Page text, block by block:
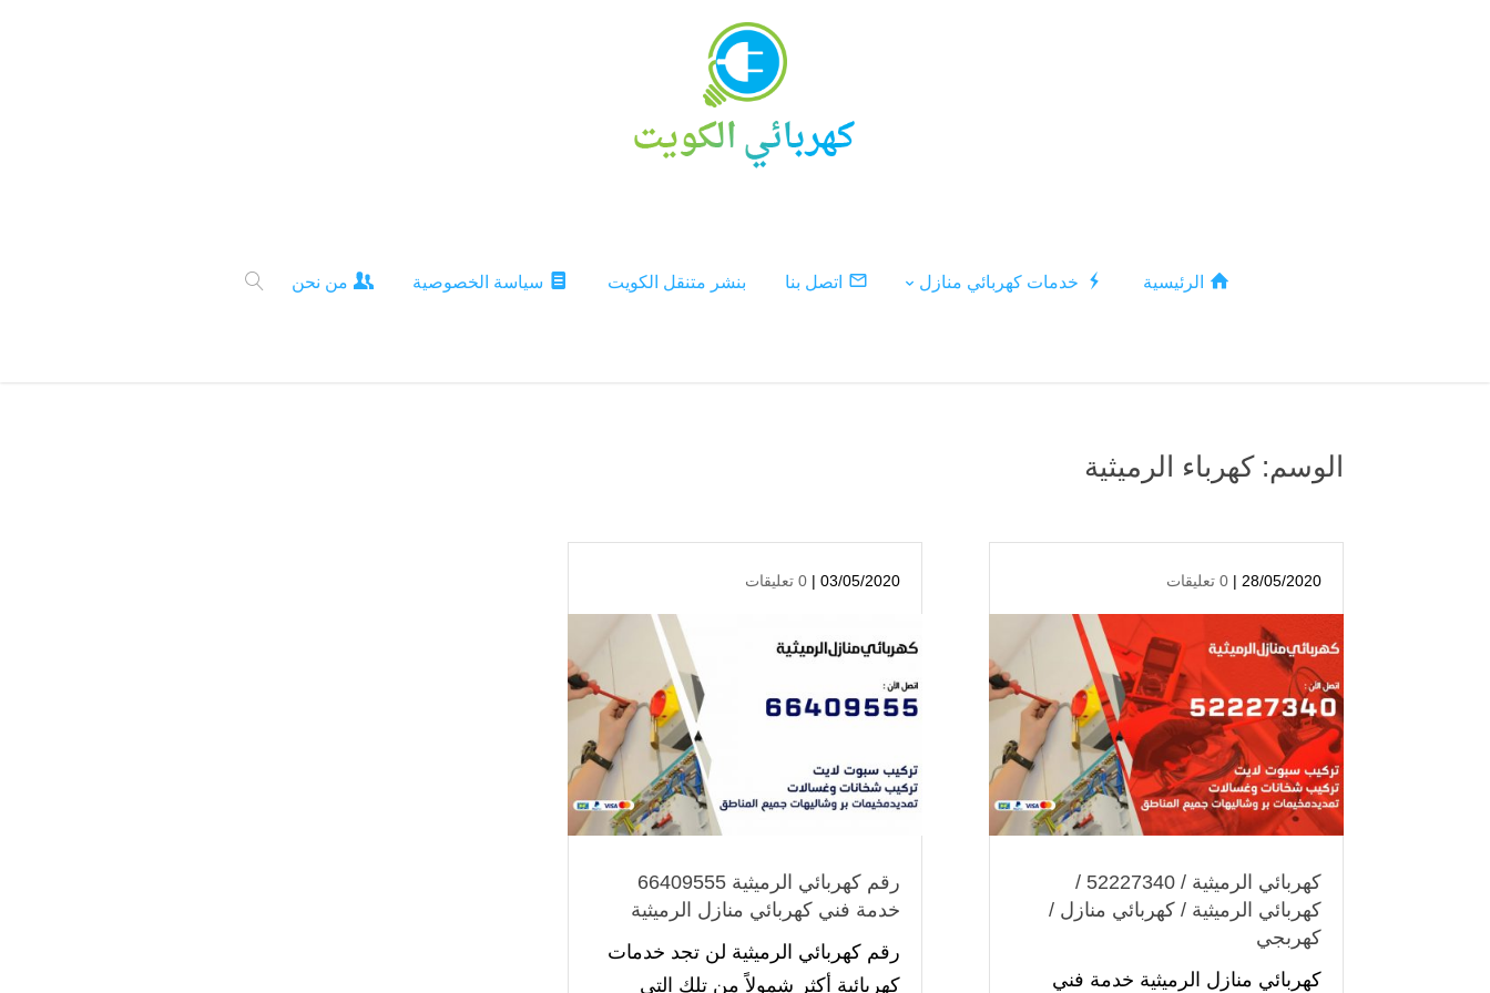
الرئيسية خدمات كهربائي منازل اتصل بنا بنشر متنقل الكويت سياسة الخصوصية من نحن
الوسم:كهرباء الرميثية
28/05/2020 | 0 تعليقات
كهربائي الرميثية / 52227340 /
كهربائي الرميثية / كهربائي منازل /
كهربجي
كهربائي منازل الرميثية خدمة فني
03/05/2020 | 0 تعليقات
رقم كهربائي الرميثية 66409555
خدمة فني كهربائي منازل الرميثية
رقم كهربائي الرميثية لن تجد خدمات
كهربائية أكثر شمولاً من تلك التي